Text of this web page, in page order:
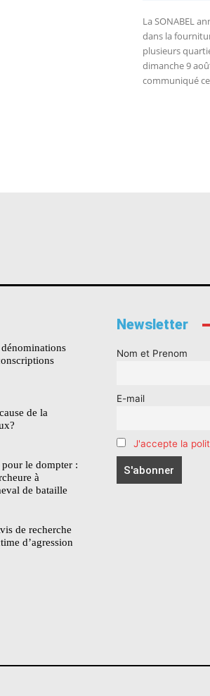
La SONABEL
dans la
plusieurs
dimanche 9
communiqué
de la
le dompter :
à
de bataille
de recherche
d’agression
Newsletter
Nom et Prenom
E-mail
J'accepte la